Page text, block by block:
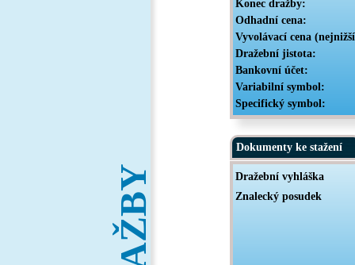
Konec dražby:
Odhadní cena:
Vyvolávací cena
Dražební jistota:
Bankovní účet:
Variabilní symbol:
Specifický symbol:
Dokumenty ke stažení
Dražební vyhláška
Znalecký posudek